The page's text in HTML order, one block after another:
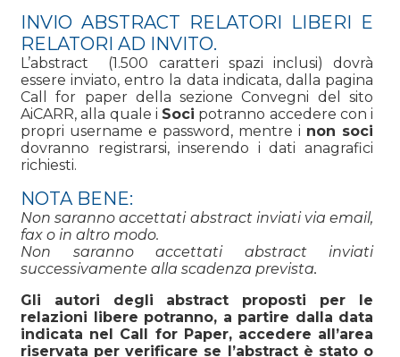
INVIO ABSTRACT RELATORI LIBERI E
RELATORI AD INVITO.
L’abstract (1.500 caratteri spazi inclusi) dovrà
essere inviato, entro la data indicata, dalla pagina
Call for paper della sezione Convegni del sito
AiCARR, alla quale i Soci potranno accedere con i
propri username e password, mentre i non soci
dovranno registrarsi, inserendo i dati anagrafici
richiesti.
NOTA BENE:
Non saranno accettati abstract inviati via email,
fax o in altro modo.
Non saranno accettati abstract inviati
successivamente alla scadenza prevista.
Gli autori degli abstract proposti per le
relazioni libere potranno, a partire dalla data
indicata nel Call for Paper, accedere all’area
riservata per verificare se l’abstract è stato o